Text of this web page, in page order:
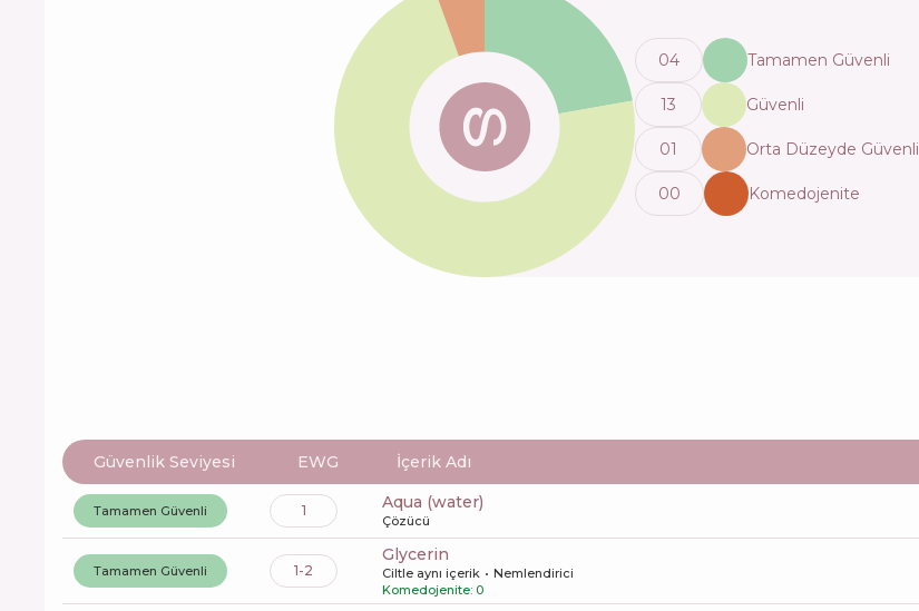
04 Tamamen Güvenli
13 Güvenli
01 Orta Düzeyde Güvenli
00 Komedojenite
Güvenlik Seviyesi EWG İçerik Adı
Tamamen Güvenli 1 aqua (water)
Çözücü
Tamamen Güvenli 1-2
glycerin
Ciltle aynı içerik
Nemlendirici
Komedojenite: 0